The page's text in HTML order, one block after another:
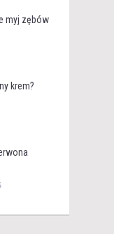
myj zębów
krem?